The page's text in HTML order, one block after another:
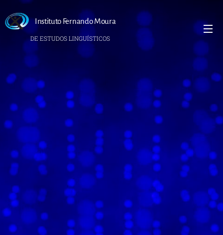
Instituto Fernando Moura
DE ESTUDOS LINGUÍSTICOS